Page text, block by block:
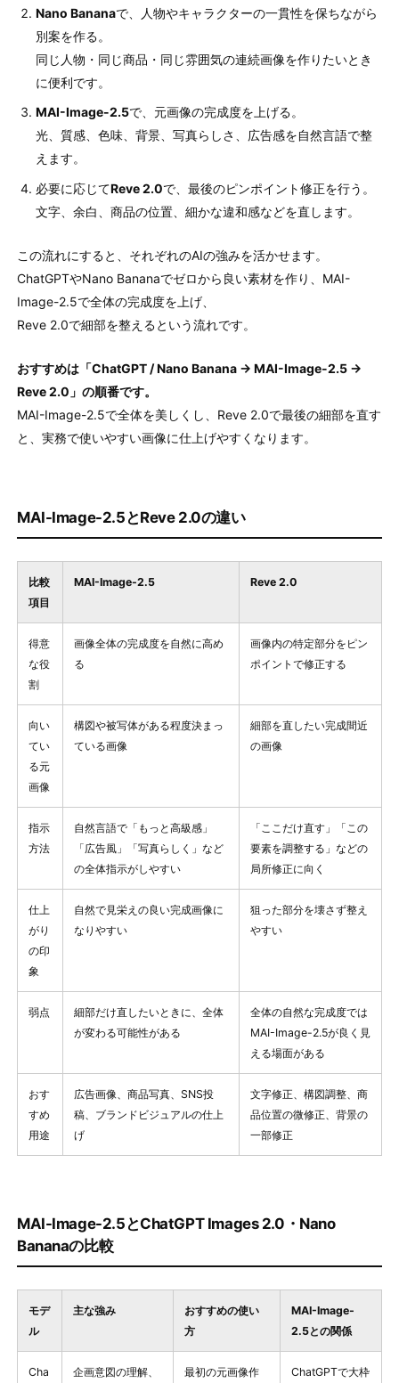
Nano Bananaで、人物やキャラクターの一貫性を保ちながら
別案を作る。
同じ人物・同じ商品・同じ雰囲気の連続画像を作りたいとき
に便利です。
MAI-Image-2.5で、元画像の完成度を上げる。
光、質感、色味、背景、写真らしさ、広告感を自然言語で整
えます。
必要に応じてReve 2.0で、最後のピンポイント修正を行う。
文字、余白、商品の位置、細かな違和感などを直します。
この流れにすると、それぞれのAIの強みを活かせます。
ChatGPTやNano Bananaでゼロから良い素材を作り、MAI-
Image-2.5で全体の完成度を上げ、
Reve 2.0で細部を整えるという流れです。
おすすめは「ChatGPT / Nano Banana → MAI-Image-2.5 →
Reve 2.0」の順番です。
MAI-Image-2.5で全体を美しくし、Reve 2.0で最後の細部を直す
と、実務で使いやすい画像に仕上げやすくなります。
MAI-Image-2.5とReve 2.0の違い
比較
項目
MAI-Image-2.5 Reve 2.0
得意
な役
割
画像全体の完成度を自然に高め
る
画像内の特定部分をピン
ポイントで修正する
向い
てい
る元
画像
構図や被写体がある程度決まっ
ている画像
細部を直したい完成間近
の画像
指示
方法
自然言語で「もっと高級感」
「広告風」「写真らしく」など
の全体指示がしやすい
「ここだけ直す」「この
要素を調整する」などの
局所修正に向く
仕上
がり
の印
象
自然で見栄えの良い完成画像に
なりやすい
狙った部分を壊さず整え
やすい
弱点
細部だけ直したいときに、全体
が変わる可能性がある
全体の自然な完成度では
MAI-Image-2.5が良く見
える場面がある
おす
すめ
用途
広告画像、商品写真、SNS投
稿、ブランドビジュアルの仕上
げ
文字修正、構図調整、商
品位置の微修正、背景の
一部修正
MAI-Image-2.5とChatGPT Images 2.0・Nano
Bananaの比較
モデ
ル
主な強み
おすすめの使い
方
MAI-Image-
2.5との関係
Cha 企画意図の理解、 最初の元画像作 ChatGPTで大枠